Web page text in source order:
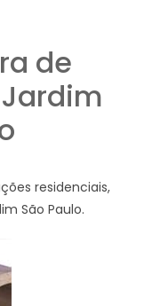
de
residenciais,
São Paulo.